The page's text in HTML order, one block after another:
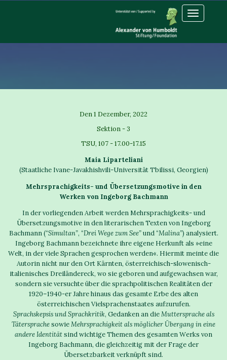
Toggle
navigation
Den 1 Dezember, 2022
Sektion - 3
TSU, 107 - 17.00-17.15
Maia Liparteliani
(Staatliche Ivane-Javakhishvili-Universität Tbilissi, Georgien)
Mehrsprachigkeits- und Übersetzungsmotive in den
Werken von Ingeborg Bachmann
In der vorliegenden Arbeit werden Mehrsprachigkeits- und
Übersetzungsmotive in den literarischen Texten von Ingeborg
Bachmann (“Simultan”, “Drei Wege zum See”und “Malina”) analysiert.
Ingeborg Bachmann bezeichnete ihre eigene Herkunft als »eine
Welt, in der viele Sprachen gesprochen werden«. Hiermit meinte die
Autorin nicht nur den Ort Kärnten, österreichisch-slowenisch-
italienisches Dreiländereck, wo sie geboren und aufgewachsen war,
sondern sie versuchte über die sprachpolitischen Realitäten der
1920–1940-er Jahre hinaus das gesamte Erbe des alten
österreichischen Vielsprachenstaates aufzurufen.
Sprachskepsis und Sprachkritik, Gedanken an dieMuttersprache als
TätersprachesowieMehrsprachigkeit als möglicher Übergang in eine
andere Identitätsind wichtige Themen des gesamten Werks von
Ingeborg Bachmann, die gleichzeitig mit der Frage der
Übersetzbarkeit verknüpft sind.